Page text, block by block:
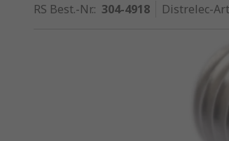
RS Best.-Nr.: 304-4918 Distrelec-